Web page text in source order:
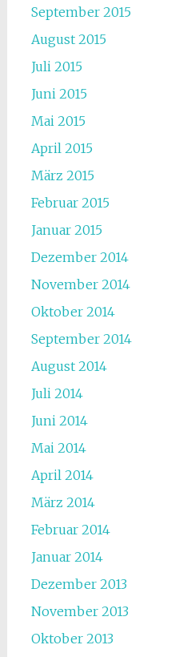
September 2015
August 2015
Juli 2015
Juni 2015
Mai 2015
April 2015
März 2015
Februar 2015
Januar 2015
Dezember 2014
November 2014
Oktober 2014
September 2014
August 2014
Juli 2014
Juni 2014
Mai 2014
April 2014
März 2014
Februar 2014
Januar 2014
Dezember 2013
November 2013
Oktober 2013